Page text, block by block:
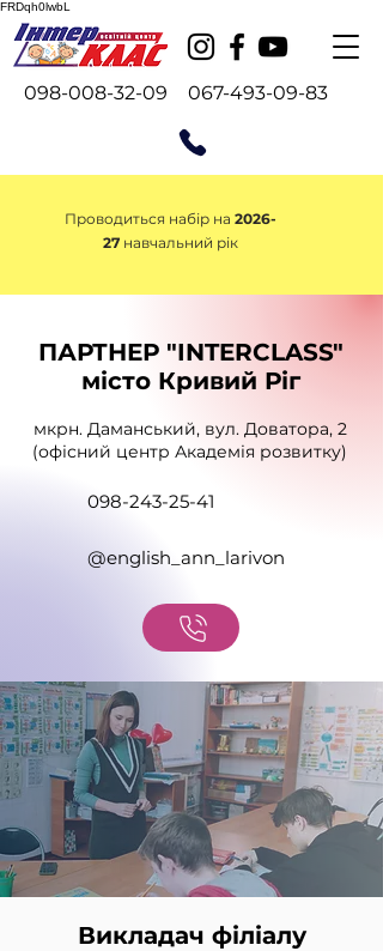
FRDqh0lwbL
098-008-32-09 067-493-09-83
Проводиться набір на 2026-
27навчальний рік
ПАРТНЕР "INTERCLASS"
місто Кривий Ріг
мкрн. Даманський, вул. Доватора, 2
(офісний центр Академія розвитку)
098-243-25-41
@english_ann_larivon
Викладач філіалу